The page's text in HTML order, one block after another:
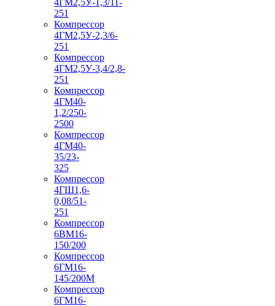
251
Компрессор
4ГМ2,5У-2,3/6-
251
Компрессор
4ГМ2,5У-3,4/2,8-
251
Компрессор
4ГМ40-
1,2/250-
2500
Компрессор
4ГМ40-
35/23-
325
Компрессор
4ГШ1,6-
0,08/51-
251
Компрессор
6ВМ16-
150/200
Компрессор
6ГМ16-
145/200М
Компрессор
6ГМ16-